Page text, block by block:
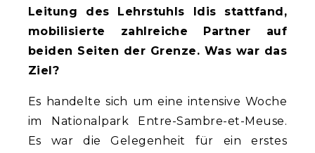
Leitung des Lehrstuhls Idis stattfand,
mobilisierte zahlreiche Partner auf
beiden Seiten der Grenze. Was war das
Ziel?
Es handelte sich um eine intensive Woche
im Nationalpark Entre-Sambre-et-Meuse.
Es war die Gelegenheit für ein erstes